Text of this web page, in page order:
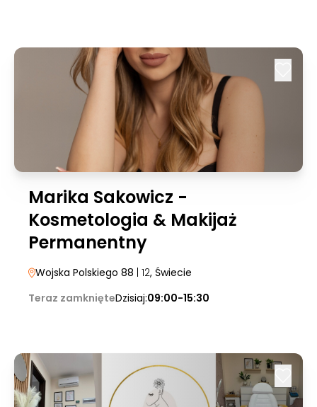
Marika Sakowicz -
Kosmetologia & Makijaż
Permanentny
Wojska Polskiego 88 | 12, Świecie
Teraz zamknięteDzisiaj:09:00-15:30